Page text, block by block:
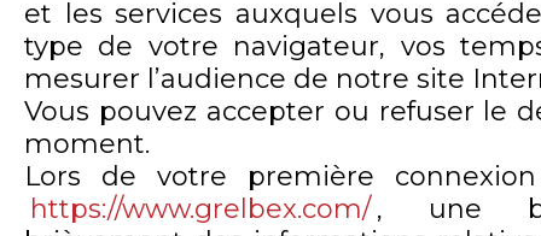
et les services auxquels vous
type de votre navigateur, vos
mesurer l’audience de notre site
Vous pouvez accepter ou refuser le
moment.
Lors de votre première
https://www.grelbex.com/ , une